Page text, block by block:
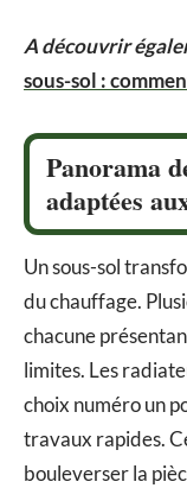
A découvrir
sous-sol :
Panorama
adaptées
Un sous-sol
du chauffage.
chacune
limites. Les
choix numéro un
travaux rapides.
bouleverser la